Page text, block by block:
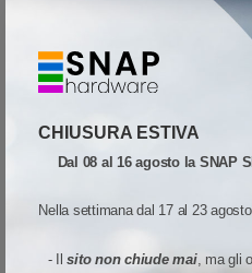
CHIUSURA ESTIVA
Dal 08 al 16 agosto la SNAP
Nella settimana dal 17 al 23
- Ilsito non chiude mai, ma gli
implementarli ovunque con
guidate e funzionalità di
estremamente facile da usare,
minima e permette di controllare lo
cinque icone LED. Sfruttate le
per alleviare il carico di lavoro del
integrata aggiunge alla vostra
Tecnologia